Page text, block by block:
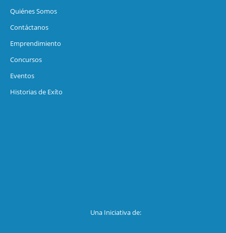
Quiénes Somos
Contáctanos
Emprendimiento
Concursos
Eventos
Historias de Exíto
Una Iniciativa de: